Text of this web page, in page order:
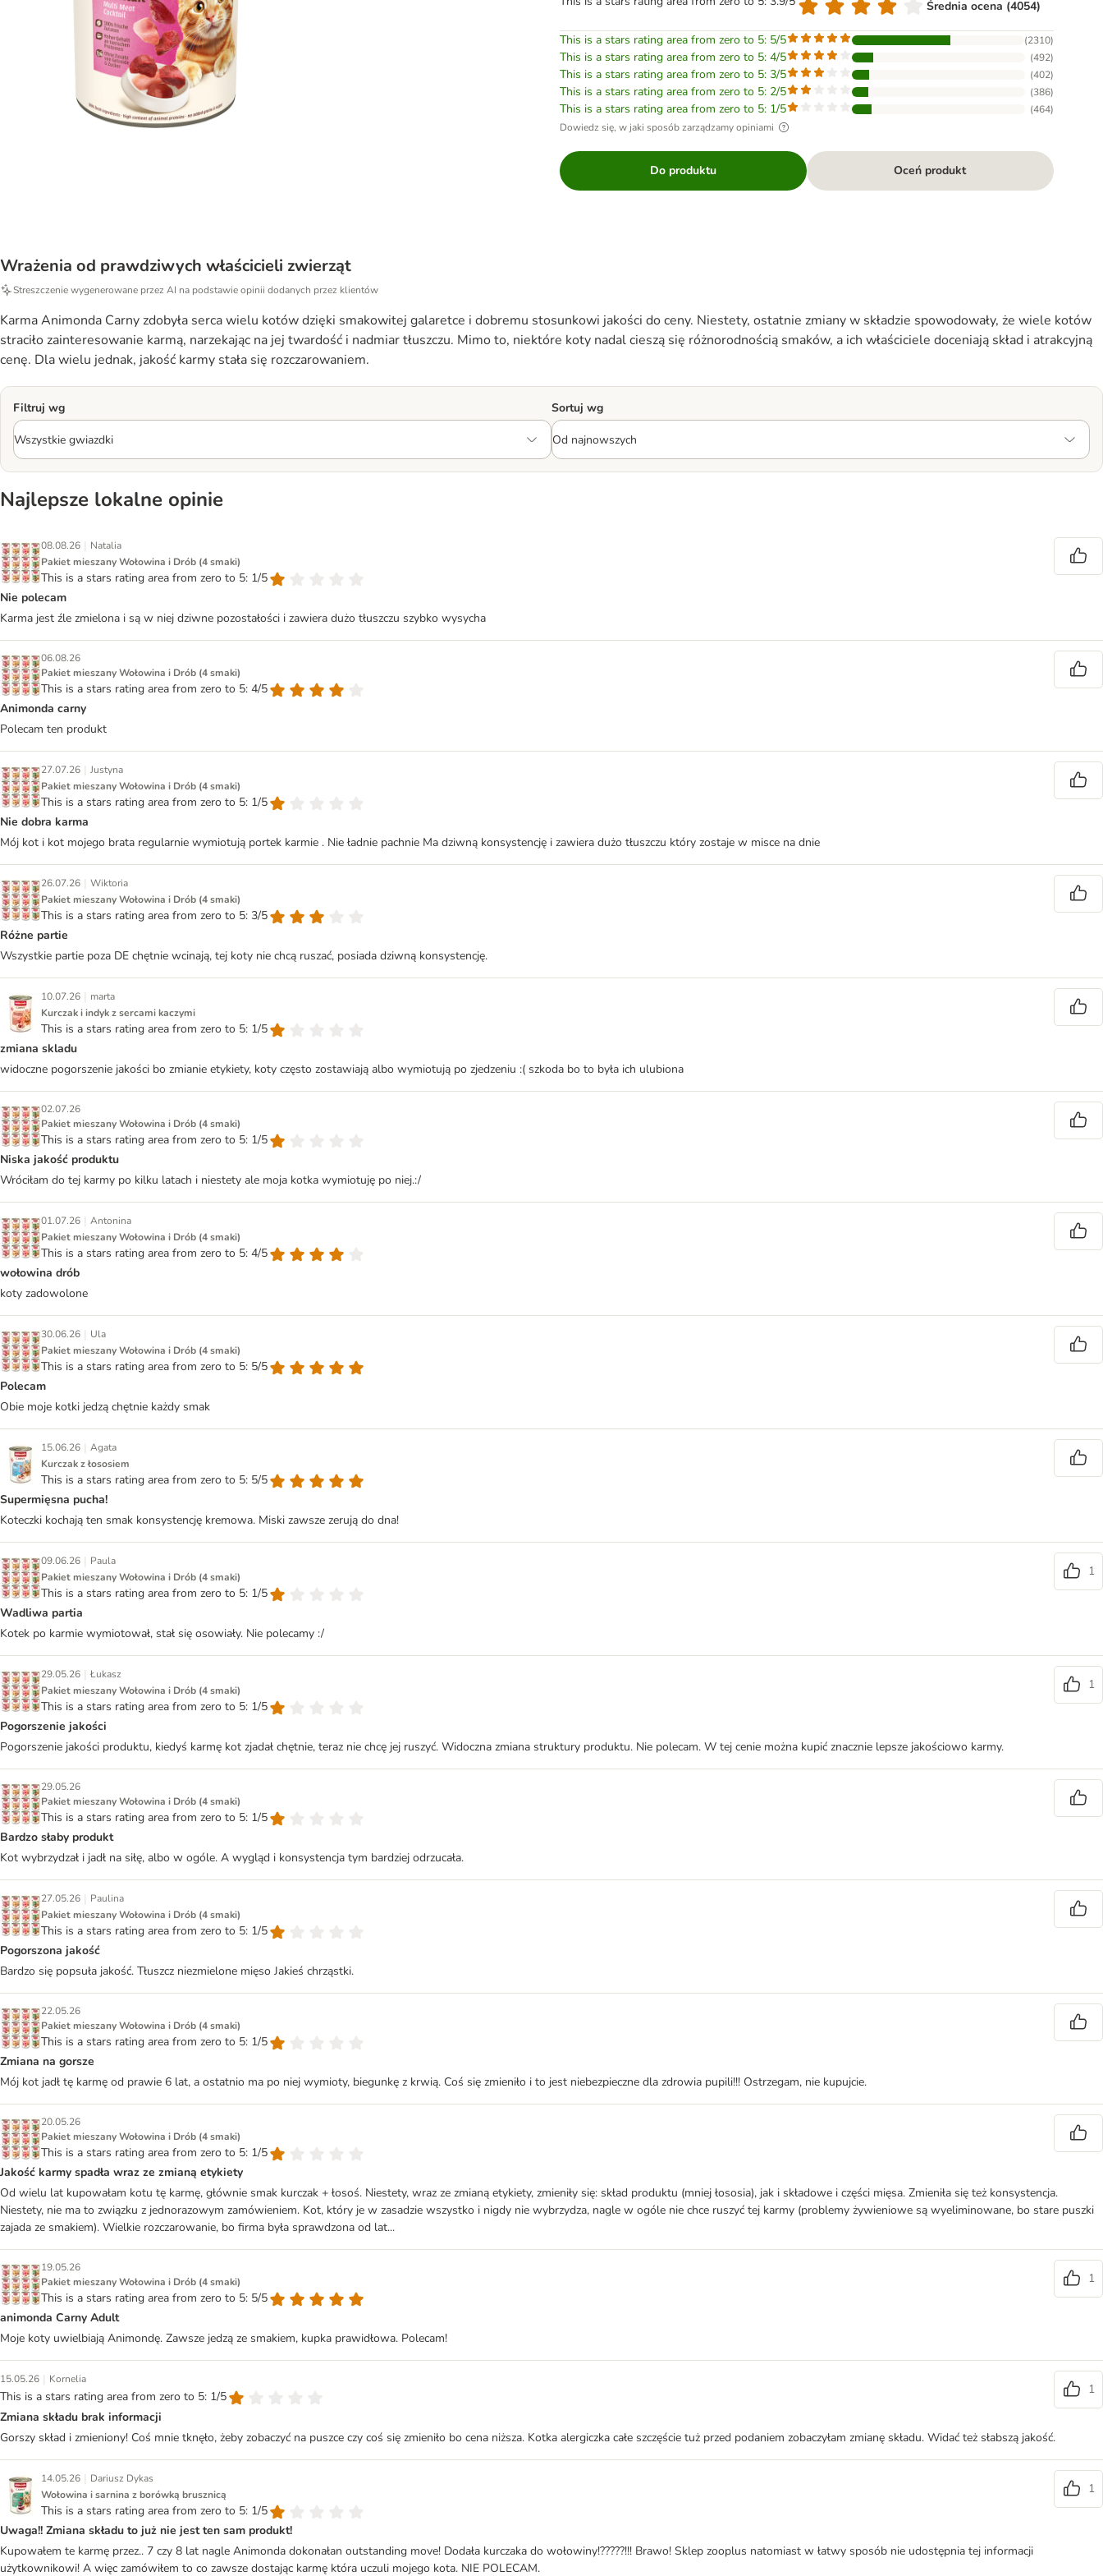
Średnia ocena (4054)
This is a stars rating area from zero to 5: 5/5 (2310)
This is a stars rating area from zero to 5: 4/5 (492)
This is a stars rating area from zero to 5: 3/5 (402)
This is a stars rating area from zero to 5: 2/5 (386)
This is a stars rating area from zero to 5: 1/5 (464)
Dowiedz się, w jaki sposób zarządzamy opiniami
Do produktu Oceń produkt
Wrażenia od prawdziwych właścicieli zwierząt
Streszczenie wygenerowane przez AI na podstawie opinii dodanych przez klientów
Karma Animonda Carny zdobyła serca wielu kotów dzięki smakowitej galaretce i dobremu stosunkowi jakości do ceny. Niestety, ostatnie zmiany w składzie spowodowały, że wiele kotów
straciło zainteresowanie karmą, narzekając na jej twardość i nadmiar tłuszczu. Mimo to, niektóre koty nadal cieszą się różnorodnością smaków, a ich właściciele doceniają skład i atrakcyjną
cenę. Dla wielu jednak, jakość karmy stała się rozczarowaniem.
Filtruj wg Sortuj wg
Najlepsze lokalne opinie
08.08.26 | Natalia
Pakiet mieszany Wołowina i Drób (4 smaki)
This is a stars rating area from zero to 5: 1/5
Nie polecam
Karma jest źle zmielona i są w niej dziwne pozostałości i zawiera dużo tłuszczu szybko wysycha
06.08.26
Pakiet mieszany Wołowina i Drób (4 smaki)
This is a stars rating area from zero to 5: 4/5
Animonda carny
Polecam ten produkt
27.07.26 | Justyna
Pakiet mieszany Wołowina i Drób (4 smaki)
This is a stars rating area from zero to 5: 1/5
Nie dobra karma
Mój kot i kot mojego brata regularnie wymiotują portek karmie . Nie ładnie pachnie Ma dziwną konsystencję i zawiera dużo tłuszczu który zostaje w misce na dnie
26.07.26 | Wiktoria
Pakiet mieszany Wołowina i Drób (4 smaki)
This is a stars rating area from zero to 5: 3/5
Różne partie
Wszystkie partie poza DE chętnie wcinają, tej koty nie chcą ruszać, posiada dziwną konsystencję.
10.07.26 | marta
Kurczak i indyk z sercami kaczymi
This is a stars rating area from zero to 5: 1/5
zmiana skladu
widoczne pogorszenie jakości bo zmianie etykiety, koty często zostawiają albo wymiotują po zjedzeniu :( szkoda bo to była ich ulubiona
02.07.26
Pakiet mieszany Wołowina i Drób (4 smaki)
This is a stars rating area from zero to 5: 1/5
Niska jakość produktu
Wróciłam do tej karmy po kilku latach i niestety ale moja kotka wymiotuję po niej.:/
01.07.26 | Antonina
Pakiet mieszany Wołowina i Drób (4 smaki)
This is a stars rating area from zero to 5: 4/5
wołowina drób
koty zadowolone
30.06.26 | Ula
Pakiet mieszany Wołowina i Drób (4 smaki)
This is a stars rating area from zero to 5: 5/5
Polecam
Obie moje kotki jedzą chętnie każdy smak
15.06.26 | Agata
Kurczak z łososiem
This is a stars rating area from zero to 5: 5/5
Supermięsna pucha!
Koteczki kochają ten smak konsystencję kremowa. Miski zawsze zerują do dna!
09.06.26 | Paula
Pakiet mieszany Wołowina i Drób (4 smaki)
This is a stars rating area from zero to 5: 1/5
1
Wadliwa partia
Kotek po karmie wymiotował, stał się osowiały. Nie polecamy :/
29.05.26 | Łukasz
Pakiet mieszany Wołowina i Drób (4 smaki)
This is a stars rating area from zero to 5: 1/5
1
Pogorszenie jakości
Pogorszenie jakości produktu, kiedyś karmę kot zjadał chętnie, teraz nie chcę jej ruszyć. Widoczna zmiana struktury produktu. Nie polecam. W tej cenie można kupić znacznie lepsze jakościowo karmy.
29.05.26
Pakiet mieszany Wołowina i Drób (4 smaki)
This is a stars rating area from zero to 5: 1/5
Bardzo słaby produkt
Kot wybrzydzał i jadł na siłę, albo w ogóle. A wygląd i konsystencja tym bardziej odrzucała.
27.05.26 | Paulina
Pakiet mieszany Wołowina i Drób (4 smaki)
This is a stars rating area from zero to 5: 1/5
Pogorszona jakość
Bardzo się popsuła jakość. Tłuszcz niezmielone mięso Jakieś chrząstki.
22.05.26
Pakiet mieszany Wołowina i Drób (4 smaki)
This is a stars rating area from zero to 5: 1/5
Zmiana na gorsze
Mój kot jadł tę karmę od prawie 6 lat, a ostatnio ma po niej wymioty, biegunkę z krwią. Coś się zmieniło i to jest niebezpieczne dla zdrowia pupili!!! Ostrzegam, nie kupujcie.
20.05.26
Pakiet mieszany Wołowina i Drób (4 smaki)
This is a stars rating area from zero to 5: 1/5
Jakość karmy spadła wraz ze zmianą etykiety
Od wielu lat kupowałam kotu tę karmę, głównie smak kurczak + łosoś. Niestety, wraz ze zmianą etykiety, zmieniły się: skład produktu (mniej łososia), jak i składowe i części mięsa. Zmieniła się też konsystencja.
Niestety, nie ma to związku z jednorazowym zamówieniem. Kot, który je w zasadzie wszystko i nigdy nie wybrzydza, nagle w ogóle nie chce ruszyć tej karmy (problemy żywieniowe są wyeliminowane, bo stare puszki
zajada ze smakiem). Wielkie rozczarowanie, bo firma była sprawdzona od lat...
19.05.26
Pakiet mieszany Wołowina i Drób (4 smaki)
This is a stars rating area from zero to 5: 5/5
1
animonda Carny Adult
Moje koty uwielbiają Animondę. Zawsze jedzą ze smakiem, kupka prawidłowa. Polecam!
15.05.26 | Kornelia
This is a stars rating area from zero to 5: 1/5
1
Zmiana składu brak informacji
Gorszy skład i zmieniony! Coś mnie tknęło, żeby zobaczyć na puszce czy coś się zmieniło bo cena niższa. Kotka alergiczka całe szczęście tuż przed podaniem zobaczyłam zmianę składu. Widać też słabszą jakość.
14.05.26 | Dariusz Dykas
Wołowina i sarnina z borówką brusznicą
This is a stars rating area from zero to 5: 1/5
1
Uwaga!! Zmiana składu to już nie jest ten sam produkt!
Kupowałem te karmę przez.. 7 czy 8 lat nagle Animonda dokonałan outstanding move! Dodała kurczaka do wołowiny!?????!!! Brawo! Sklep zooplus natomiast w łatwy sposób nie udostępnia tej informacji
użytkownikowi! A więc zamówiłem to co zawsze dostając karmę która uczuli mojego kota. NIE POLECAM.